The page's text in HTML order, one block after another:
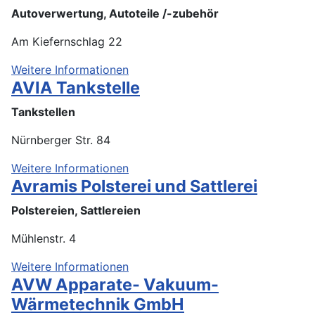
Autoverwertung, Autoteile /-zubehör
Am Kiefernschlag 22
Weitere Informationen
AVIA Tankstelle
Tankstellen
Nürnberger Str. 84
Weitere Informationen
Avramis Polsterei und Sattlerei
Polstereien, Sattlereien
Mühlenstr. 4
Weitere Informationen
AVW Apparate- Vakuum-
Wärmetechnik GmbH